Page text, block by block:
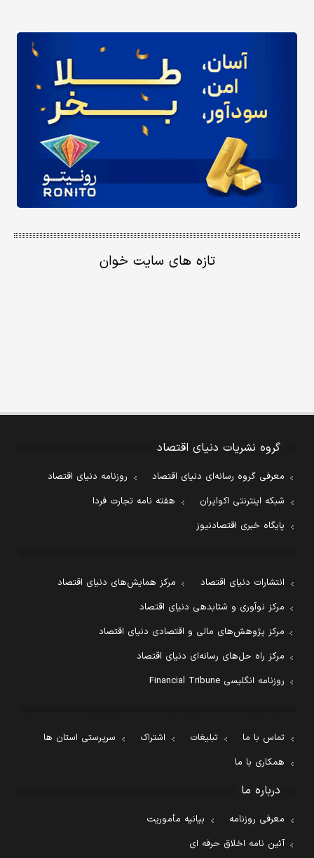
تازه های سایت خوان
گروه نشریات دنیای اقتصاد
معرفی گروه رسانه‌ای دنیای اقتصاد
روزنامه دنیای اقتصاد
شبکه اینترنتی اکوایران
هفته نامه تجارت فردا
پایگاه خبری اقتصادنیوز
انتشارات دنیای اقتصاد
مرکز همایش‌های دنیای اقتصاد
مرکز نوآوری و شتابدهی دنیای اقتصاد
مرکز پژوهش‌های مالی و اقتصادی دنیای اقتصاد
مرکز راه حل‌های رسانه‌ای دنیای اقتصاد
روزنامه انگلیسی Financial Tribune
تماس با ما تبلیغات اشتراک
سرپرستی استان ها
همکاری با ما
درباره ما
معرفی روزنامه
بیانیه مأموریت
آئین نامه اخلاق حرفه ای